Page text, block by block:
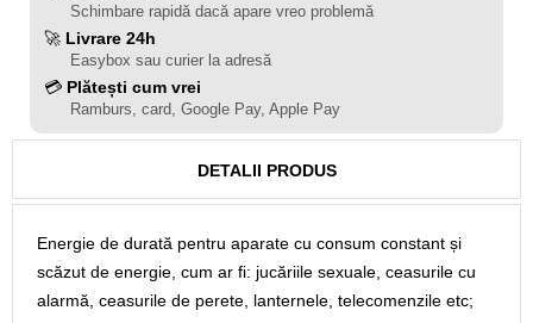
Schimbare rapidă dacă apare vreo problemă
🚀 Livrare 24h
Easybox sau curier la adresă
💳 Plătești cum vrei
Ramburs, card, Google Pay, Apple Pay
DETALII PRODUS
Energie de durată pentru aparate cu consum constant și
scăzut de energie, cum ar fi: jucăriile sexuale, ceasurile cu
alarmă, ceasurile de perete, lanternele, telecomenzile etc;